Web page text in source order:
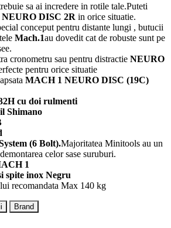
sa ai incredere in rotile tale.Puteti
NEURO DISC 2R in orice situatie.
conceput pentru distante lungi , butucii
Mach.1au dovedit cat de robuste sunt pe
cronometru sau pentru distractie NEURO
pentru orice situatie
MACH 1 NEURO DISC (19C)
cu doi rulmenti
Shimano
(6 Bolt).Majoritatea Minitools au un
celor sase suruburi.
1
spite inox Negru
recomandata Max 140 kg
Brand